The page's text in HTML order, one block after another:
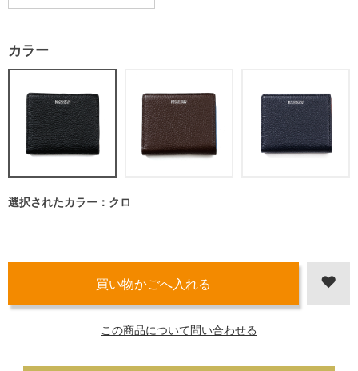
カラー
選択されたカラー：クロ
この商品について問い合わせる